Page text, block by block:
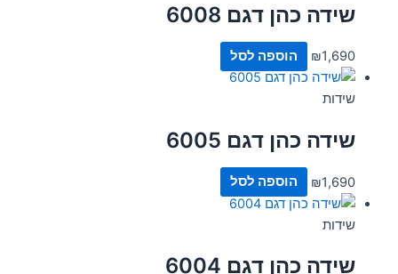
שידה כהן דגם 6008
₪1,690 הוספה לסל
שידות
שידה כהן דגם 6005
₪1,690 הוספה לסל
שידות
שידה כהן דגם 6004